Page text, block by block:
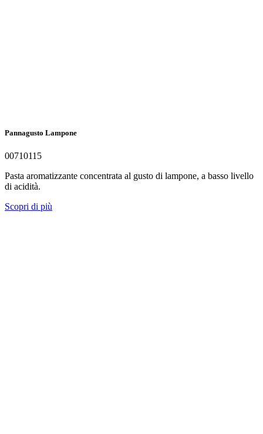
Pannagusto Lampone
00710115
Pasta aromatizzante concentrata al gusto di lampone, a basso livello
di acidità.
Scopri di più